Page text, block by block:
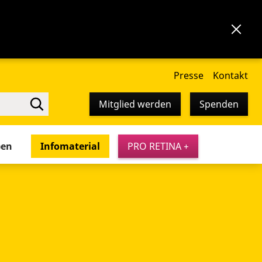
Presse Kontakt
Mitglied werden Spenden
Infomaterial PRO RETINA +